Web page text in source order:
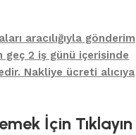
aracılığıyla gönderim
geç 2 iş günü içerisinde
Nakliye ücreti alıcıya
İçin Tıklayın